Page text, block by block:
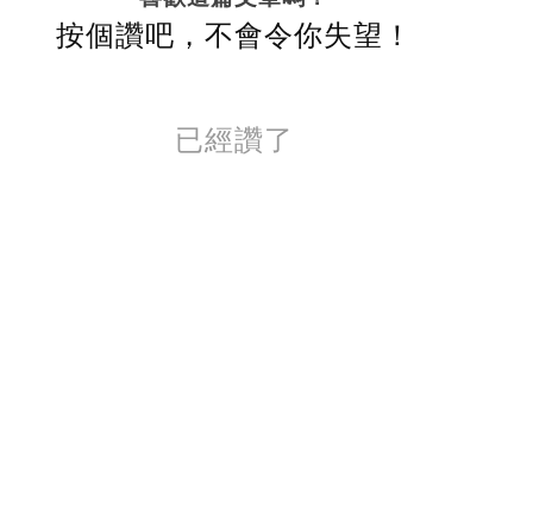
按個讚吧，不會令你失望！
已經讚了